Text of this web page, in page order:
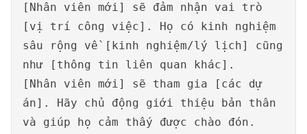
[Nhân viên mới] sẽ đảm nhận vai trò
[vị trí công việc]. Họ có kinh nghiệm
sâu rộng về [kinh nghiệm/lý lịch] cũng
như [thông tin liên quan khác].
[Nhân viên mới] sẽ tham gia [các dự
án]. Hãy chủ động giới thiệu bản thân
và giúp họ cảm thấy được chào đón.